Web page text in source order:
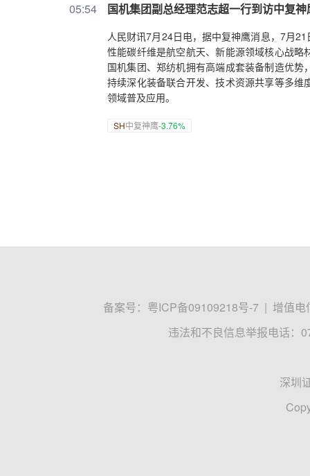
05:54 国机集团副总经理范志超一行到访中复神
人民财讯7月24日电，据中复神鹰消息，7月
性能碳纤维是航空航天、新能源领域核心战
国机集团、郑纺机拥有高端成套装备制造优
持续深化装备联合开发、技术资源共享等多
领域普及应用。
SH中复神鹰-3.76%
备案号： 粤ICP备09109218号-7 | 增值电
违法和不良信息举报电话：
深圳